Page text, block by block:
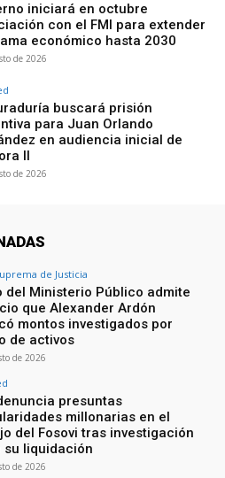
iniciará en octubre
con el FMI para extender
económico hasta 2030
de 2026
buscará prisión
para Juan Orlando
en audiencia inicial de
II
de 2026
de Justicia
del Ministerio Público admite
que Alexander Ardón
montos investigados por
de activos
de 2026
presuntas
millonarias en el
del Fosovi tras investigación
su liquidación
de 2026